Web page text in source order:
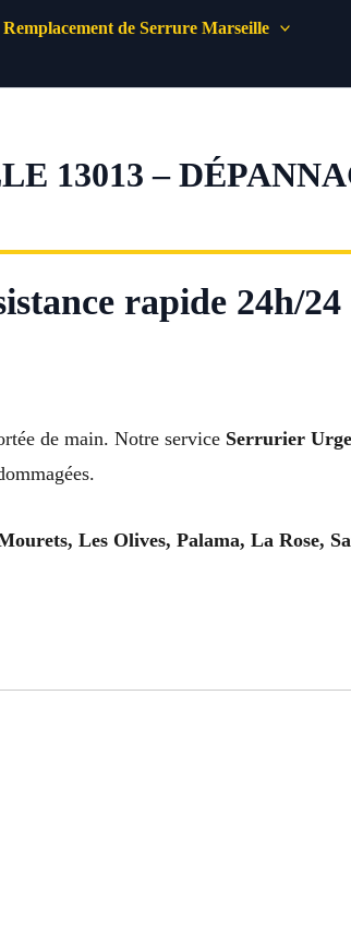
Remplacement de Serrure Marseille
13013 –
rapide 24h/24
de main. Notre service Serrurier
Les Olives, Palama, La Rose,